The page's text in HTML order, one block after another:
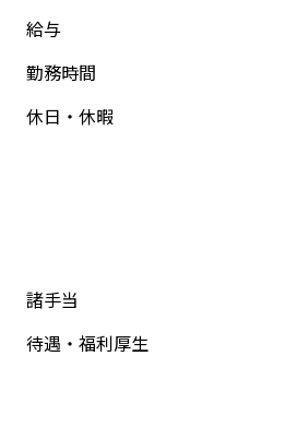
給与
勤務時間
休日・休暇
諸手当
待遇・福利厚生